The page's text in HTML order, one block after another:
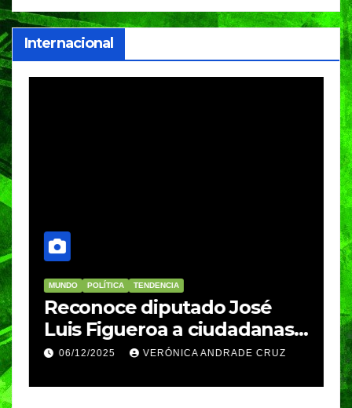
Internacional
MUNDO POLÍTICA TENDENCIA
Reconoce diputado José
Luis Figueroa a ciudadanas y
ciudadanos que
06/12/2025 VERÓNICA ANDRADE CRUZ